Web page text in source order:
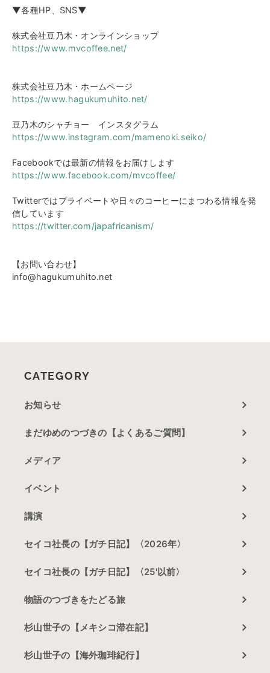
▼各種HP、SNS▼
株式会社豆乃木・オンラインショップ
https://www.mvcoffee.net/
株式会社豆乃木・ホームページ
https://www.hagukumuhito.net/
豆乃木のシャチョー インスタグラム
https://www.instagram.com/mamenoki.seiko/
Facebookでは最新の情報をお届けします
https://www.facebook.com/mvcoffee/
Twitterではプライベートや日々のコーヒーにまつわる情報を発
信しています
https://twitter.com/japafricanism/
【お問い合わせ】
info@hagukumuhito.net
CATEGORY
お知らせ
まだゆめのつづきの【よくあるご質問】
メディア
イベント
講演
セイコ社長の【ガチ日記】〈2026年〉
セイコ社長の【ガチ日記】〈25'以前〉
物語のつづきをたどる旅
杉山世子の【メキシコ滞在記】
杉山世子の【海外珈琲紀行】